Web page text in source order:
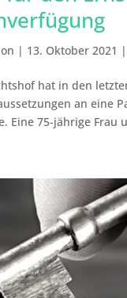
| 13. Oktober 2021 |
hat in den
an eine
Eine 75-jährige Frau